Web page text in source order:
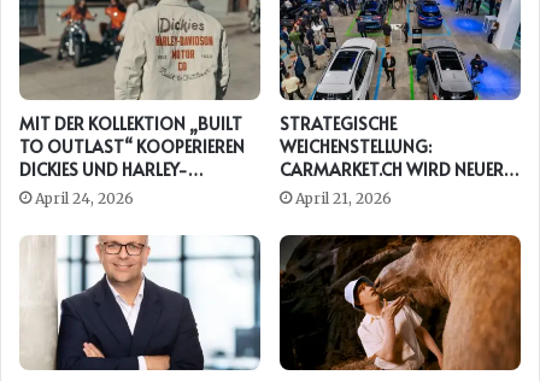
MIT DER KOLLEKTION „BUILT
TO OUTLAST“ KOOPERIEREN
DICKIES UND HARLEY-
DAVIDSON ERNEUT
April 24, 2026
STRATEGISCHE
WEICHENSTELLUNG:
CARMARKET.CH WIRD NEUER
PRESENTING PARTNER DER
AUTO ZÜRICH
April 21, 2026